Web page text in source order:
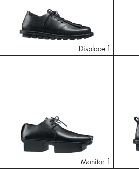
Displace f
Monitor f